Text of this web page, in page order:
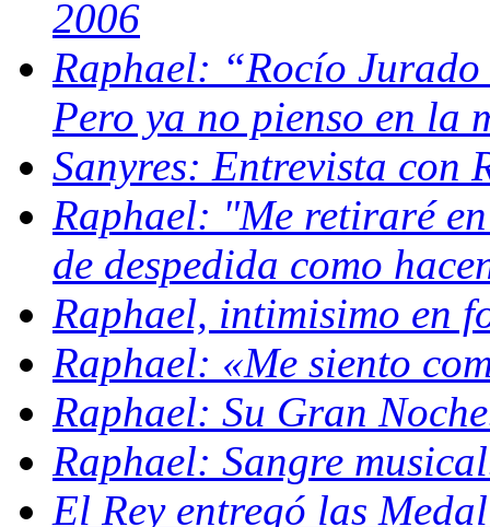
2006
Raphael: “Rocío Jurado
Pero ya no pienso en la
Sanyres: Entrevista con
Raphael: "Me retiraré
de despedida como
Raphael, intimisimo en
Raphael: «Me siento
Raphael: Su Gran
Raphael: Sangre
El Rey entregó las